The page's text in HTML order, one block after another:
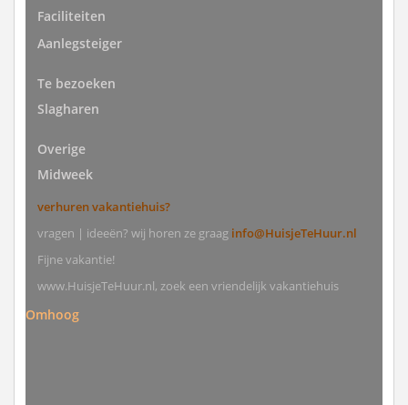
Faciliteiten
Aanlegsteiger
Te bezoeken
Slagharen
Overige
Midweek
verhuren vakantiehuis?
vragen | ideeën? wij horen ze graag info@HuisjeTeHuur.nl
Fijne vakantie!
www.HuisjeTeHuur.nl, zoek een vriendelijk vakantiehuis
Omhoog